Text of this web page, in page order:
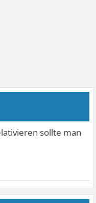
sollte man